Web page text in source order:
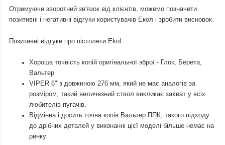
Отримуючи зворотний зв'язок від клієнтів, можемо позначити
позитивні і негативні відгуки користувачів Екол і зробити висновок.
Позитивні відгуки про пістолети Ekol:
Хороша точність копій оригінальної зброї - Глок, Берета,
Вальтер
VIPER 6" з довжиною 276 мм, який не має аналогів за
розміром, такий величезний ствол викликає захват у всіх
любителів пугачів.
Відмінна і досить точна копія Вальтер ППК, такого підходу
до дрібних деталей у виконанні цієї моделі більше немає на
ринку